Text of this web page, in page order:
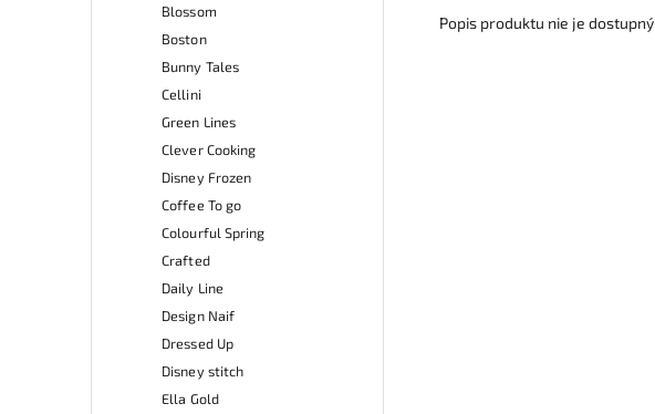
Blossom
Boston
Bunny Tales
Cellini
Green Lines
Clever Cooking
Disney Frozen
Coffee To go
Colourful Spring
Crafted
Daily Line
Design Naif
Dressed Up
Disney stitch
Ella Gold
Popis produktu nie je dostupný